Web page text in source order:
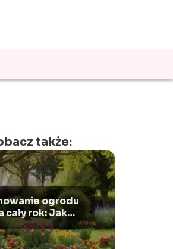
także:
ogrodu
cały rok: Jak
sezonowy
prac